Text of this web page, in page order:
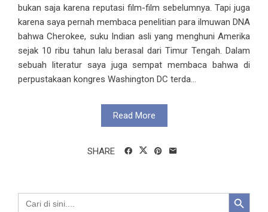
bukan saja karena reputasi film-film sebelumnya. Tapi juga
karena saya pernah membaca penelitian para ilmuwan DNA
bahwa Cherokee, suku Indian asli yang menghuni Amerika
sejak 10 ribu tahun lalu berasal dari Timur Tengah. Dalam
sebuah literatur saya juga sempat membaca bahwa di
perpustakaan kongres Washington DC terda...
Read More
SHARE
Search
for:
Search Button